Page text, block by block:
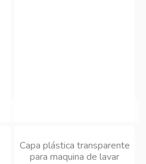
Capa plástica transparente
para maquina de lavar